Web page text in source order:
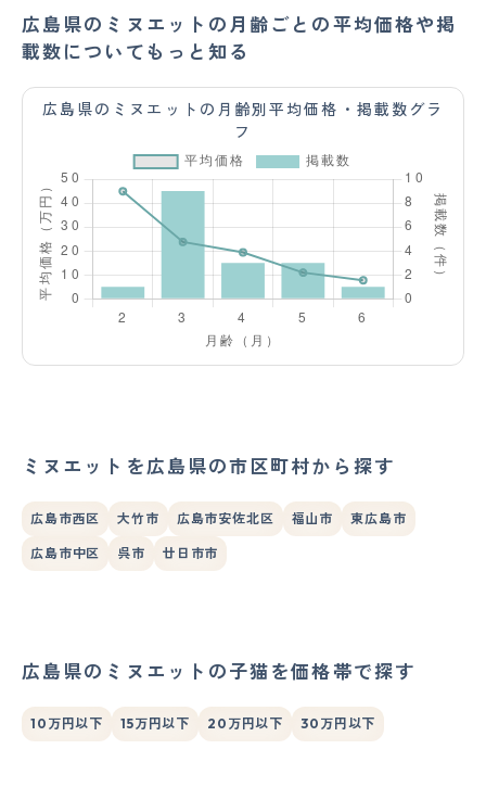
広島県のミヌエットの月齢ごとの平均価格や掲
載数についてもっと知る
広島県のミヌエットの月齢別平均価格・掲載数グラ
フ
ミヌエットを広島県の市区町村から探す
広島市西区 大竹市 広島市安佐北区 福山市 東広島市
広島市中区 呉市 廿日市市
広島県のミヌエットの子猫を価格帯で探す
10万円以下 15万円以下 20万円以下 30万円以下